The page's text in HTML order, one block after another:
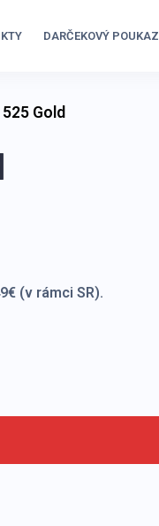
DARČEKOVÝ POUKAZ
Gold
(v rámci SR).